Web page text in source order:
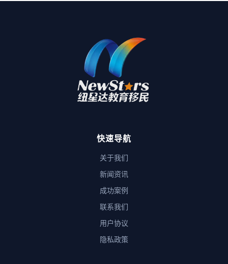
快速导航
关于我们
新闻资讯
成功案例
联系我们
用户协议
隐私政策